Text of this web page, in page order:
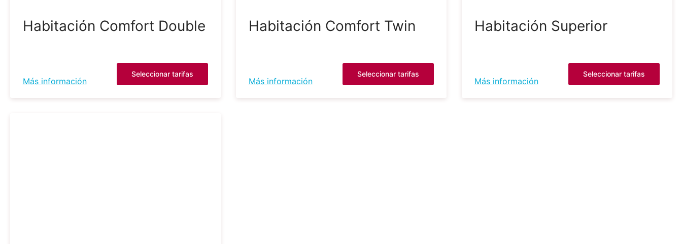
Habitación Comfort Double
Más información
Seleccionar tarifas
Habitación Comfort Twin
Más información
Seleccionar tarifas
Habitación Superior
Más información
Seleccionar tarifas